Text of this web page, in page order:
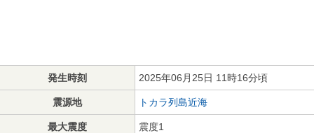
発生時刻 2025年06月25日 11時16分頃
震源地 トカラ列島近海
最大震度 震度1